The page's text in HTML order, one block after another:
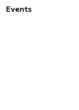
Events